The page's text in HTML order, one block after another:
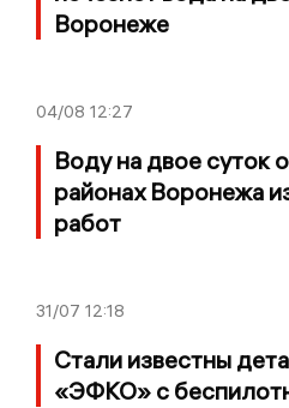
Воронеже
04/08 12:27
Воду на двое суток
районах Воронежа
работ
31/07 12:18
Стали известны
«ЭФКО» с